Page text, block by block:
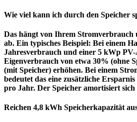
Wie viel kann ich durch den Speicher
Das hängt von Ihrem
ab. Ein typisches Beispiel: Bei einem
Jahresverbrauch und einer 5 kWp PV-
Eigenverbrauch von etwa 30% (ohne
(mit Speicher) erhöhen. Bei einem
bedeutet das eine zusätzliche
pro Jahr. Der Speicher amortisiert sich
Reichen 4,8 kWh Speicherkapazität